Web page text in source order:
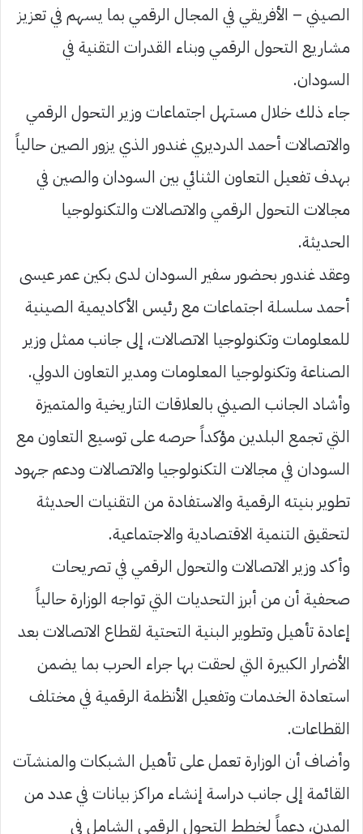
الصيني – الأفريقي في المجال الرقمي بما يسهم في تعزيز
مشاريع التحول الرقمي وبناء القدرات التقنية في
السودان.
جاء ذلك خلال مستهل اجتماعات وزير التحول الرقمي
والاتصالات أحمد الدرديري غندور الذي يزور الصين حالياً
بهدف تفعيل التعاون الثنائي بين السودان والصين في
مجالات التحول الرقمي والاتصالات والتكنولوجيا
الحديثة.
وعقد غندور بحضور سفير السودان لدى بكين عمر عيسى
أحمد سلسلة اجتماعات مع رئيس الأكاديمية الصينية
للمعلومات وتكنولوجيا الاتصالات، إلى جانب ممثل وزير
الصناعة وتكنولوجيا المعلومات ومدير التعاون الدولي.
وأشاد الجانب الصيني بالعلاقات التاريخية والمتميزة
التي تجمع البلدين مؤكداً حرصه على توسيع التعاون مع
السودان في مجالات التكنولوجيا والاتصالات ودعم جهود
تطوير بنيته الرقمية والاستفادة من التقنيات الحديثة
لتحقيق التنمية الاقتصادية والاجتماعية.
وأكد وزير الاتصالات والتحول الرقمي في تصريحات
صحفية أن من أبرز التحديات التي تواجه الوزارة حالياً
إعادة تأهيل وتطوير البنية التحتية لقطاع الاتصالات بعد
الأضرار الكبيرة التي لحقت بها جراء الحرب بما يضمن
استعادة الخدمات وتفعيل الأنظمة الرقمية في مختلف
القطاعات.
وأضاف أن الوزارة تعمل على تأهيل الشبكات والمنشآت
القائمة إلى جانب دراسة إنشاء مراكز بيانات في عدد من
المدن، دعماً لخطط التحول الرقمي الشامل في